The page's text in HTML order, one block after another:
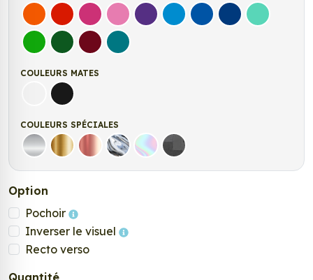
OrangeRouge FuchsiaRose Violet Bleu clairBleu MoyenBleu FoncéBleu Vert
Vert clairVert FoncéBordeauxTurquoise
COULEURS MATES
Blanc matNoir mat
COULEURS SPÉCIALES
Argent Or Rose Gold
ChromeHolographique
Carbone Noir
Option
Pochoir
Inverser le visuel
Recto verso